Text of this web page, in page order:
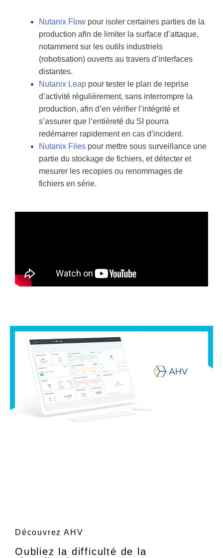
Nutanix Flow pour isoler certaines parties de la
production afin de limiter la surface d’attaque,
notamment sur les outils industriels
(robotisation) ouverts au travers d’interfaces
distantes.
Nutanix Leap pour tester le plan de reprise
d’activité régulièrement, sans interrompre la
production, afin d’en vérifier l’intégrité et
s’assurer que l’entièreté du SI pourra
redémarrer rapidement en cas d’incident.
Nutanix Files pour mettre sous surveillance une
partie du stockage de fichiers, et détecter et
mesurer les recopies ou renommages de
fichiers en série.
Découvrez AHV
Oubliez la difficulté de la